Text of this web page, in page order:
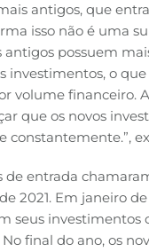
antigos, que
isso não é uma
antigos possuem
investimentos, o
volume financeiro.
que os novos
constantemente.”,
de entrada
2021. Em janeiro de
seus investimentos
No final do ano, os